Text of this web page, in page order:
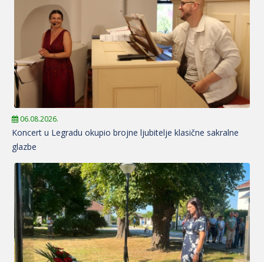
06.08.2026.
Koncert u Legradu okupio brojne ljubitelje klasične sakralne
glazbe